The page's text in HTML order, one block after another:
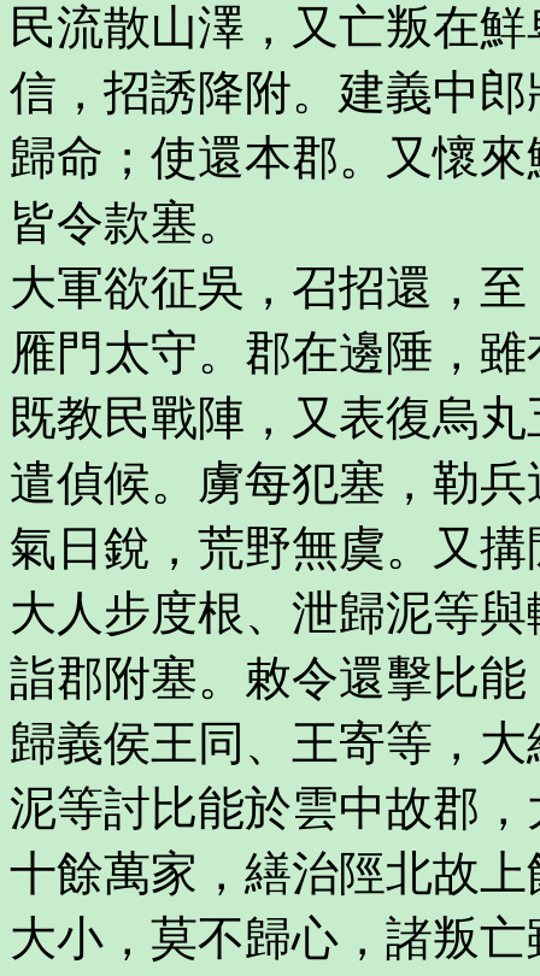
民流散山澤，又亡叛在
信，招誘降附。建義中
歸命；使還本郡。又懷
皆令款塞。
大軍欲征吳，召招還，
雁門太守。郡在邊陲，
既教民戰陣，又表復烏
遣偵候。虜每犯塞，勒
氣日銳，荒野無虞。又
大人步度根、泄歸泥等
詣郡附塞。敕令還擊比
歸義侯王同、王寄等，
泥等討比能於雲中故郡
十餘萬家，繕治陘北故
大小，莫不歸心，諸叛